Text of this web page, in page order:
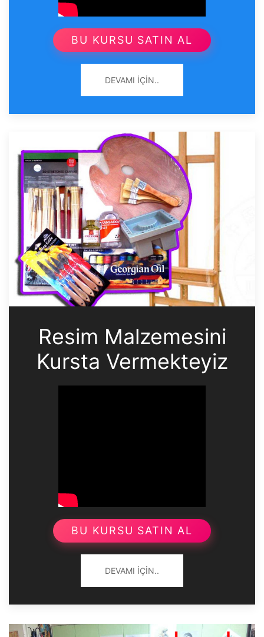
BU KURSU SATIN AL
DEVAMI İÇIN..
Resim Malzemesini
Kursta Vermekteyiz
BU KURSU SATIN AL
DEVAMI İÇIN..